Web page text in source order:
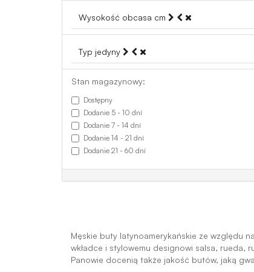
Wysokość obcasa cm
Typ jedyny
Stan magazynowy:
Dostępny
Dodanie 5 - 10 dní
Dodanie 7 - 14 dní
Dodanie 14 - 21 dní
Dodanie 21 - 60 dní
Męskie buty latynoamerykańskie ze względu
wkładce i stylowemu designowi salsa,
Panowie docenią także jakość butów, jaką